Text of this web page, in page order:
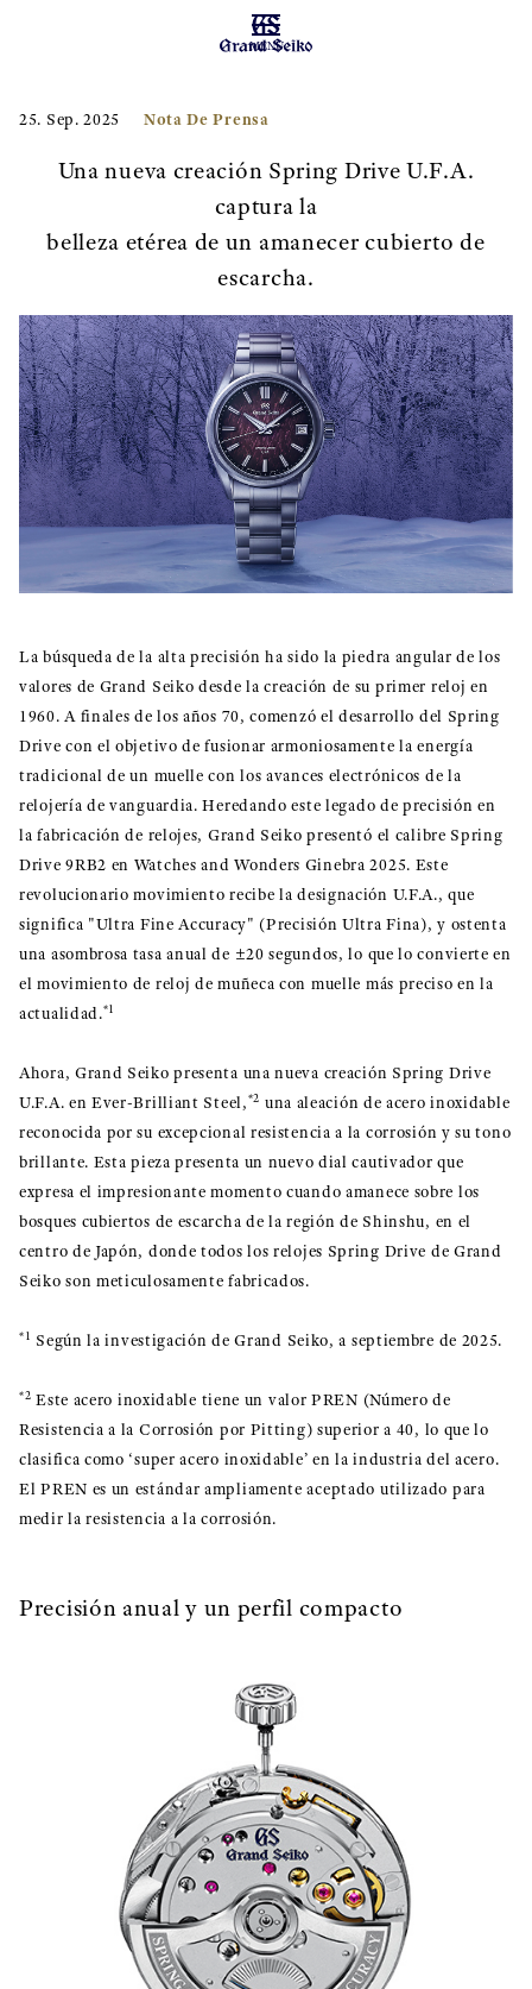
MENU
25. Sep. 2025 Nota De Prensa
Una nueva creación Spring Drive U.F.A.
captura la
belleza etérea de un amanecer cubierto de
escarcha.
La búsqueda de la alta precisión ha sido la piedra angular de los
valores de Grand Seiko desde la creación de su primer reloj en
1960. A finales de los años 70, comenzó el desarrollo del Spring
Drive con el objetivo de fusionar armoniosamente la energía
tradicional de un muelle con los avances electrónicos de la
relojería de vanguardia. Heredando este legado de precisión en
la fabricación de relojes, Grand Seiko presentó el calibre Spring
Drive 9RB2 en Watches and Wonders Ginebra 2025. Este
revolucionario movimiento recibe la designación U.F.A., que
significa "Ultra Fine Accuracy" (Precisión Ultra Fina), y ostenta
una asombrosa tasa anual de ±20 segundos, lo que lo convierte en
el movimiento de reloj de muñeca con muelle más preciso en la
actualidad.*1
Ahora, Grand Seiko presenta una nueva creación Spring Drive
U.F.A. en Ever-Brilliant Steel,*2 una aleación de acero inoxidable
reconocida por su excepcional resistencia a la corrosión y su tono
brillante. Esta pieza presenta un nuevo dial cautivador que
expresa el impresionante momento cuando amanece sobre los
bosques cubiertos de escarcha de la región de Shinshu, en el
centro de Japón, donde todos los relojes Spring Drive de Grand
Seiko son meticulosamente fabricados.
*1 Según la investigación de Grand Seiko, a septiembre de 2025.
*2 Este acero inoxidable tiene un valor PREN (Número de
Resistencia a la Corrosión por Pitting) superior a 40, lo que lo
clasifica como ‘super acero inoxidable’ en la industria del acero.
El PREN es un estándar ampliamente aceptado utilizado para
medir la resistencia a la corrosión.
Precisión anual y un perfil compacto